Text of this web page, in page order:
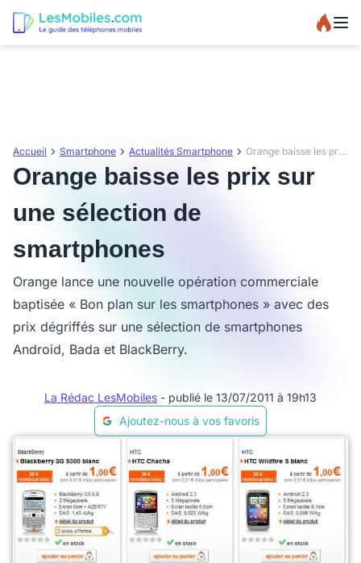
Accueil Smartphone Actualités Smartphone Orange baisse les prix sur une sélection de smartphones
Orange baisse les prix sur
une sélection de
smartphones
Orange lance une nouvelle opération commerciale
baptisée « Bon plan sur les smartphones » avec des
prix dégriffés sur une sélection de smartphones
Android, Bada et BlackBerry.
La Rédac LesMobiles - publié le 13/07/2011 à 19h13
Ajoutez-nous à vos favoris